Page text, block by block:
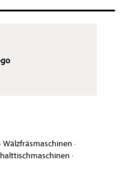
·Wälzfräsmaschinen ·
·